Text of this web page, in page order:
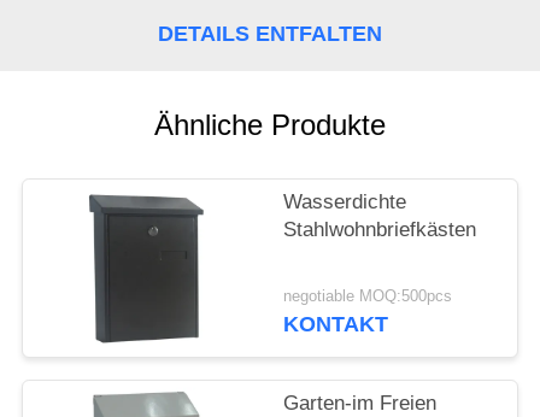
PRIVACY
POLICY
DETAILS ENTFALTEN
Ähnliche Produkte
Wasserdichte
Stahlwohnbriefkästen
negotiable MOQ:500pcs
KONTAKT
Garten-im Freien